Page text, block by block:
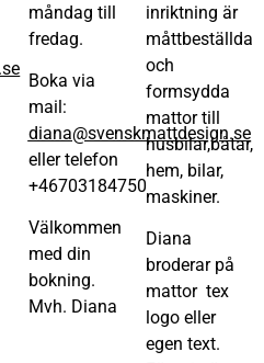
måndag till
fredag.
Boka via
mail:
diana@svenskmattdesign.se
eller telefon
+46703184750
Välkommen
med din
bokning.
Mvh. Diana
inriktning är
måttbeställda
och
formsydda
mattor till
husbilar,båtar,
hem, bilar,
maskiner.
Diana
broderar på
mattor tex
logo eller
egen text.